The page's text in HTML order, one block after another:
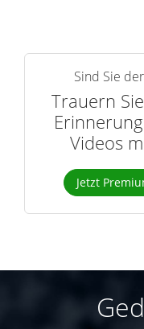
Sind Sie
Trauern
Videos
Jetzt